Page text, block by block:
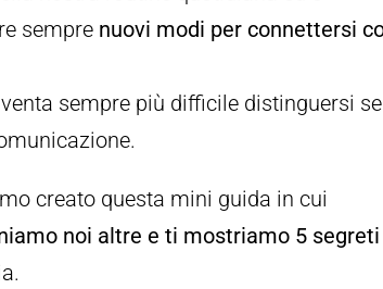
sempre nuovi modi per connettersi
sempre più difficile distinguersi se
creato questa mini guida in cui
noi altre e ti mostriamo 5 segreti